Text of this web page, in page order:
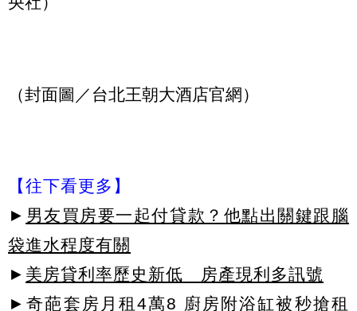
（封面圖／台北王朝大酒店官網）
【往下看更多】
► 男友買房要一起付貸款？他點出關鍵跟腦
袋進水程度有關
► 美房貸利率歷史新低 房產現利多訊號
► 奇葩套房月租4萬8 廚房附浴缸被秒搶租